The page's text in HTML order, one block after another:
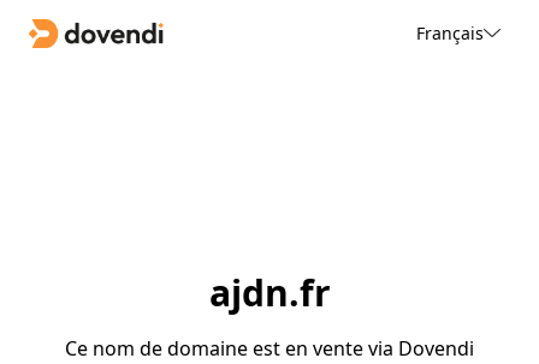
Français
ajdn.fr
Ce nom de domaine est en vente via Dovendi